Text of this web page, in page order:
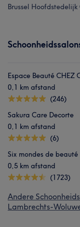
Brussel Hoofdstedelijk
Espace Beauté CHEZ
0,1 km afstand
(246)
Sakura Care Decorte
0,1 km afstand
(6)
Six mondes de beauté
0,5 km afstand
(1723)
Andere
Lambrechts-